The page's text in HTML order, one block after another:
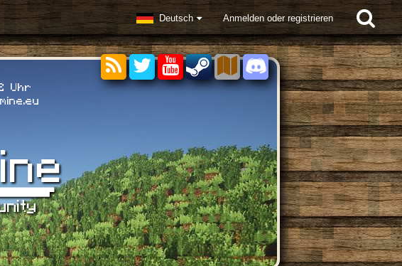
Deutsch Anmelden oder registrieren
Uhr